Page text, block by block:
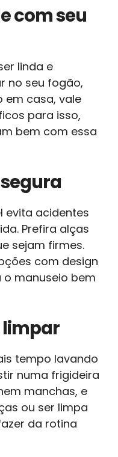
com seu
linda e
no seu fogão,
em casa, vale
para isso,
bem com essa
evita acidentes
Prefira alças
sejam firmes.
com design
manuseio bem
limpar
tempo lavando
numa frigideira
manchas, e
ou ser limpa
da rotina